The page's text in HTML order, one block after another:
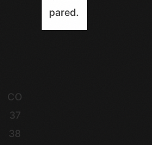
pared.
CO
37
38